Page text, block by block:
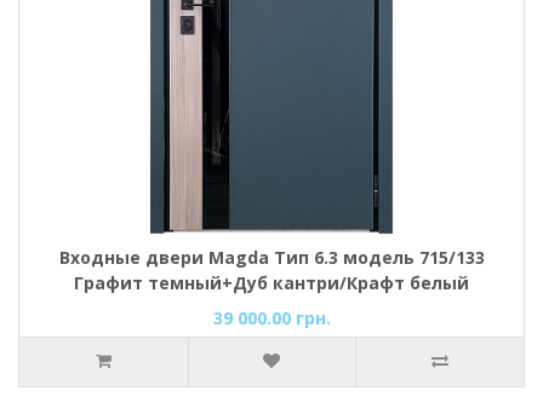
Входные двери Magda Тип 6.3 модель 715/133
Графит темный+Дуб кантри/Крафт белый
Уличные
39 000.00 грн.